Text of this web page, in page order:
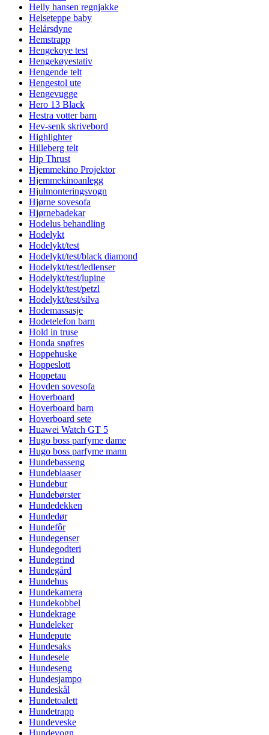
Helly hansen regnjakke
Helseteppe baby
Helårsdyne
Hemstrapp
Hengekoye test
Hengekøyestativ
Hengende telt
Hengestol ute
Hengevugge
Hero 13 Black
Hestra votter barn
Hev-senk skrivebord
Highlighter
Hilleberg telt
Hip Thrust
Hjemmekino Projektor
Hjemmekinoanlegg
Hjulmonteringsvogn
Hjørne sovesofa
Hjørnebadekar
Hodelus behandling
Hodelykt
Hodelykt/test
Hodelykt/test/black diamond
Hodelykt/test/ledlenser
Hodelykt/test/lupine
Hodelykt/test/petzl
Hodelykt/test/silva
Hodemassasje
Hodetelefon barn
Hold in truse
Honda snøfres
Hoppehuske
Hoppeslott
Hoppetau
Hovden sovesofa
Hoverboard
Hoverboard barn
Hoverboard sete
Huawei Watch GT 5
Hugo boss parfyme dame
Hugo boss parfyme mann
Hundebasseng
Hundeblaaser
Hundebur
Hundebørster
Hundedekken
Hundedør
Hundefôr
Hundegenser
Hundegodteri
Hundegrind
Hundegård
Hundehus
Hundekamera
Hundekobbel
Hundekrage
Hundeleker
Hundepute
Hundesaks
Hundesele
Hundeseng
Hundesjampo
Hundeskål
Hundetoalett
Hundetrapp
Hundeveske
Hundevogn